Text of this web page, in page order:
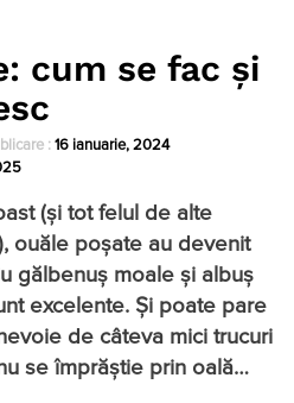
cum se fac și
: 16 ianuarie, 2024
(și tot felul de alte
ouăle poșate au devenit
gălbenuș moale și albuș
excelente. Și poate pare
de câteva mici trucuri
se împrăștie prin oală…